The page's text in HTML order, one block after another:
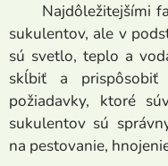
Najdôležitejšími
sukulentov, ale v
sú svetlo, teplo a
skĺbiť a prispôsobiť
požiadavky, ktoré
sukulentov sú
na pestovanie,